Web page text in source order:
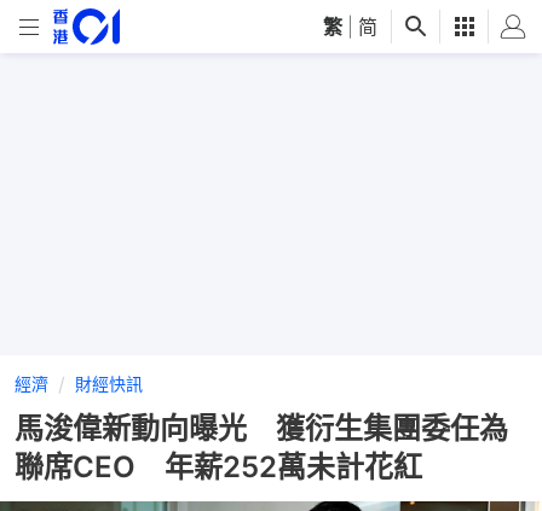
繁 简
經濟 財經快訊
馬浚偉新動向曝光 獲衍生集團委任為
聯席CEO 年薪252萬未計花紅